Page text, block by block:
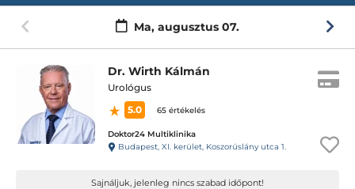
Ma, augusztus 07.
Dr. Wirth Kálmán
Urológus
5.0
65 értékelés
Doktor24 Multiklinika
Budapest, XI. kerület, Koszorúslány utca 1.
Sajnáljuk, jelenleg nincs szabad időpont!